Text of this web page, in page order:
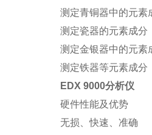
测定青铜器中的元素
测定瓷器的元素成分
测定金银器中的元素
测定铁器等元素成分
EDX 9000分析仪
硬件性能及优势
无损、快速、准确